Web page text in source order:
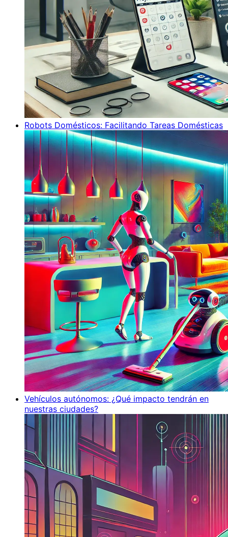
Robots Domésticos: Facilitando Tareas Domésticas
Vehículos autónomos: ¿Qué impacto tendrán en
nuestras ciudades?